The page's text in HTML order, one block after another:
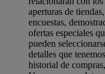
aperturas de
encuestas,
ofertas especiales
pueden
detalles que
historial de